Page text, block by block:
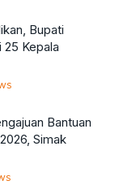
Bupati
Kepala
Bantuan
Simak